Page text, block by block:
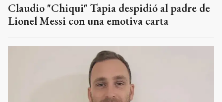
Claudio "Chiqui" Tapia despidió al padre de
Lionel Messi con una emotiva carta